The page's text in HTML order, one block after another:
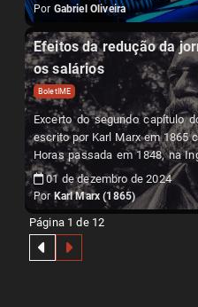
Por Gabriel Oliveira
Efeitos da redução da
os salários
BoletIME
Excerto do segundo capítulo
escrito por Karl Marx em 1865
Horas passada em 1848, na
originalmente no site Em
o momento atual da luta
cheque os velhos
salário.
01 de dezembro de 2024
Por Karl Marx (1865)
Página 1 de 12